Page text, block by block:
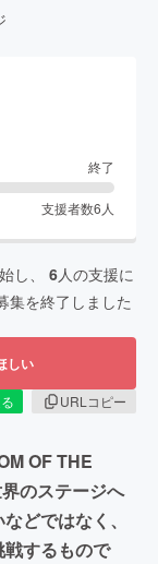
終了
支援者数6 人
し、 6人の支援に
集を終了しました
しい
URLコピー
OF THE
のステージへ
どではなく、
するもので